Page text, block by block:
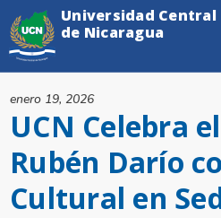
UCN Celebra
Rubén Darío
Cultural en
enero 19, 2026
Universidad Central
de Nicaragua